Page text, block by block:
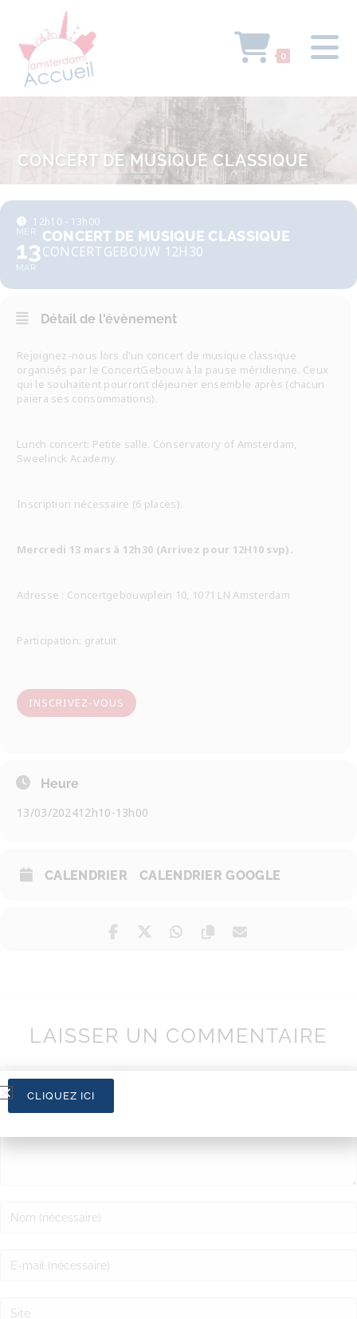
0
CONCERT DE MUSIQUE CLASSIQUE
12h10 - 13h00
MER
13
MAR
CONCERT DE MUSIQUE CLASSIQUE
CONCERTGEBOUW 12H30
Détail de l'évènement
Rejoignez-nous lors d’un concert de musique classique
organisés par le ConcertGebouw à la pause méridienne. Ceux
qui le souhaitent pourront déjeuner ensemble après (chacun
paiera ses consommations).
Lunch concert: Petite salle. Conservatory of Amsterdam,
Sweelinck Academy.
Inscription nécessaire (6 places).
Mercredi 13 mars à 12h30 (Arrivez pour 12H10 svp).
Adresse : Concertgebouwplein 10, 1071 LN Amsterdam
Participation: gratuit
INSCRIVEZ-VOUS
Heure
13/03/202412h10-13h00
CALENDRIER CALENDRIER GOOGLE
LAISSER UN COMMENTAIRE
CLIQUEZ ICI